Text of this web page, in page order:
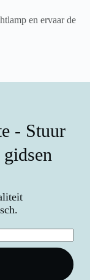
en ervaar de
- Stuur